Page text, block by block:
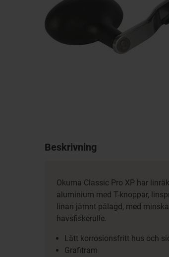
Beskrivning
Okuma Classic Pro XP har
aluminium med T-knoppar,
linan jämnt pålagd, med
havsfiskerulle.
Lätt korrosionsfritt hus och
Grafitram